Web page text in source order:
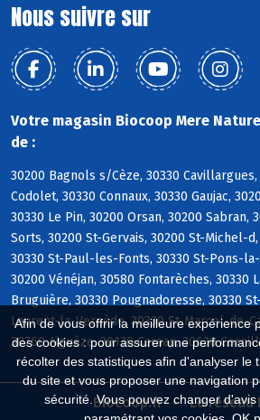
Afin de vous offrir la meilleure expérience
des cookies : pour assurer une
récolter des statistiques afin d'analyser le
du site et vous proposer une navigation
sécurité. Vous pouvez changer
Nous suivre sur
Votre magasin Biocoop Mere
de :
30200 Bagnols s/Cèze, 30330
Codolet, 30330 Connaux, 30330 Gaujac,
30330 Le Pin, 30200 Orsan, 30200 Sabran,
Sorts, 30200 St-Gervais, 30200 St-Michel-
30330 St-Paul-les-Fonts, 30330 St-Pons-
30200 Vénéjan, 30580 Fontarèches, 30330
Bruguière, 30330 Pougnadoresse, 30330
Laurent-la-Vernède, 30330 St-Marcel-de-
30760 Aiguèze, 30130 Carsan, 30630
Biocoop.fr
Le réseau